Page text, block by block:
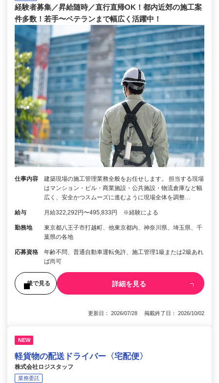
経験者募集／昇給随時／直行直帰OK！都内近郊の施工案
件多数！若手〜ベテランまで幅広く活躍中！
仕事内容
建築現場の施工管理業務全般をお任せします。 担当する現場
はマンション・ビル・商業施設・公共施設・物流倉庫など幅
広く、安全かつスムーズに進むように現場全体を調整…
給与 月給322,292円〜495,833円 ※経験による
勤務地
東京都八王子市打越町、他東京都内、神奈川県、埼玉県、千
葉県の各地
応募資格
年齢不問、普通自動車運転免許、施工管理1級または2級あれ
ば尚可
後で見る 詳細を見る
更新日： 2026/07/28 掲載終了日： 2026/10/02
NEW
軽貨物の配送ドライバー〈宅配便〉
株式会社ロジスタッフ
業務委託